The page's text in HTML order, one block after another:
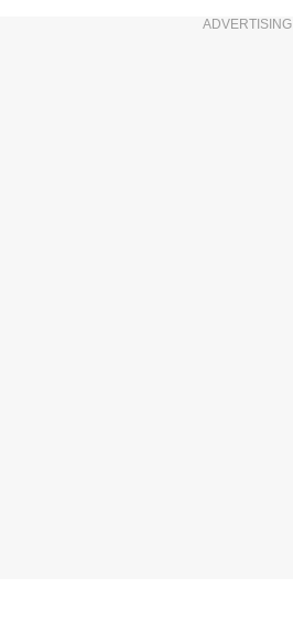
ADVERTISING